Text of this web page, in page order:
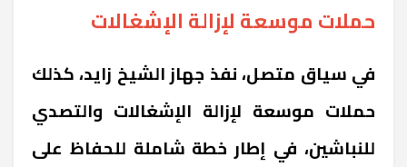
حملات موسعة لإزالة الإشغالات
في سياق متصل، نفذ جهاز الشيخ زايد، كذلك
حملات موسعة لإزالة الإشغالات والتصدي
للنباشين، في إطار خطة شاملة للحفاظ على